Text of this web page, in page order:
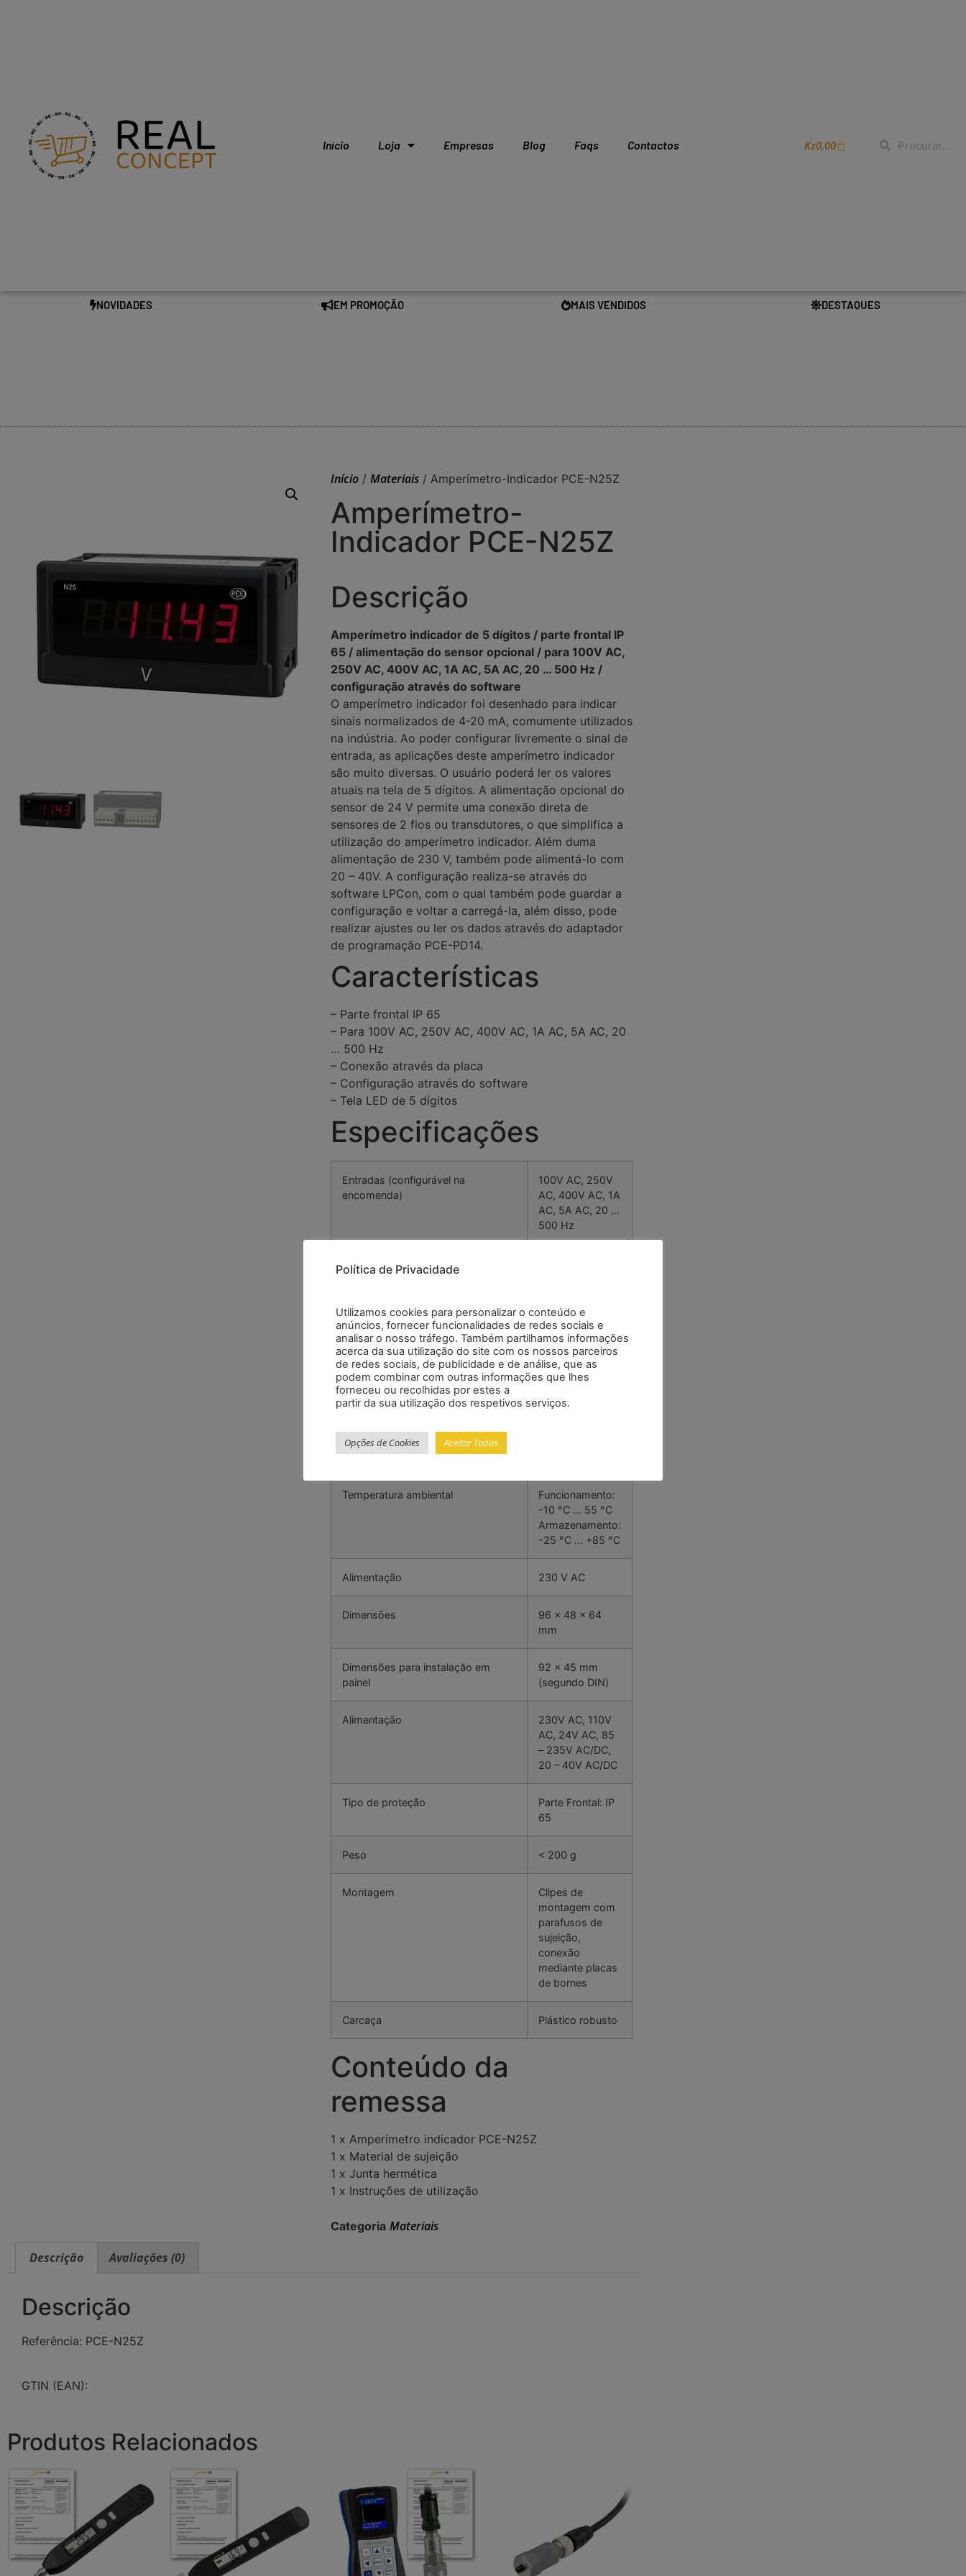
Início Loja Empresas Blog Faqs Contactos Kz0,00
NOVIDADES EM PROMOÇÃO MAIS VENDIDOS DESTAQUES
Início / Materiais / Amperímetro-Indicador PCE-N25Z
Amperímetro-
Indicador PCE-N25Z
Descrição
Amperímetro indicador de 5 dígitos / parte frontal IP
65 / alimentação do sensor opcional / para 100V AC,
250V AC, 400V AC, 1A AC, 5A AC, 20 … 500 Hz /
configuração através do software
O amperímetro indicador foi desenhado para indicar
sinais normalizados de 4-20 mA, comumente utilizados
na indústria. Ao poder configurar livremente o sinal de
entrada, as aplicações deste amperímetro indicador
são muito diversas. O usuário poderá ler os valores
atuais na tela de 5 dígitos. A alimentação opcional do
sensor de 24 V permite uma conexão direta de
sensores de 2 fios ou transdutores, o que simplifica a
utilização do amperímetro indicador. Além duma
alimentação de 230 V, também pode alimentá-lo com
20 – 40V. A configuração realiza-se através do
software LPCon, com o qual também pode guardar a
configuração e voltar a carregá-la, além disso, pode
realizar ajustes ou ler os dados através do adaptador
de programação PCE-PD14.
Características
– Parte frontal IP 65
– Para 100V AC, 250V AC, 400V AC, 1A AC, 5A AC, 20
… 500 Hz
– Conexão através da placa
– Configuração através do software
– Tela LED de 5 dígitos
Especificações
Entradas (configurável na
encomenda)
100V AC, 250V
AC, 400V AC, 1A
AC, 5A AC, 20 …
500 Hz
Precisão
Impedância interna 10 Ω ± 1 %
Escala 2 pontos
Tela
7 segmentos,
Intervalo
Temperatura ambiental
Funcionamento:
-10 °C … 55 °C
Armazenamento:
-25 °C … +85 °C
Alimentação 230 V AC
Dimensões
96 x 48 x 64
mm
Dimensões para instalação em
painel
92 x 45 mm
(segundo DIN)
Alimentação
230V AC, 110V
AC, 24V AC, 85
– 235V AC/DC,
20 – 40V AC/DC
Tipo de proteção
Parte Frontal: IP
65
Peso < 200 g
Montagem
Clipes de
montagem com
parafusos de
sujeição,
conexão
mediante placas
de bornes
Carcaça Plástico robusto
Conteúdo da
remessa
1 x Amperímetro indicador PCE-N25Z
1 x Material de sujeição
1 x Junta hermética
1 x Instruções de utilização
Categoria Materiais
Descrição
Avaliações (0)
Descrição
Referência: PCE-N25Z
GTIN (EAN):
Produtos Relacionados
Política de Privacidade
Utilizamos cookies para personalizar o conteúdo e
anúncios, fornecer funcionalidades de redes sociais e
analisar o nosso tráfego. Também partilhamos informações
acerca da sua utilização do site com os nossos parceiros
de redes sociais, de publicidade e de análise, que as
podem combinar com outras informações que lhes
forneceu ou recolhidas por estes a
partir da sua utilização dos respetivos serviços.
Opções de Cookies Aceitar Todos